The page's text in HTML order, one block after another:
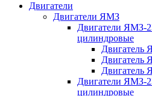
Двигатели
Двигатели ЯМЗ
Двигатели ЯМЗ-
цилиндровые
Двигатель
Двигатель
Двигатель
Двигатели ЯМЗ-
цилиндровые